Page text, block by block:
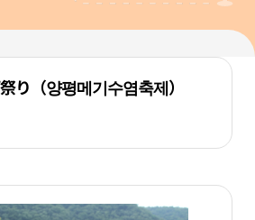
り（양평메기수염축제）